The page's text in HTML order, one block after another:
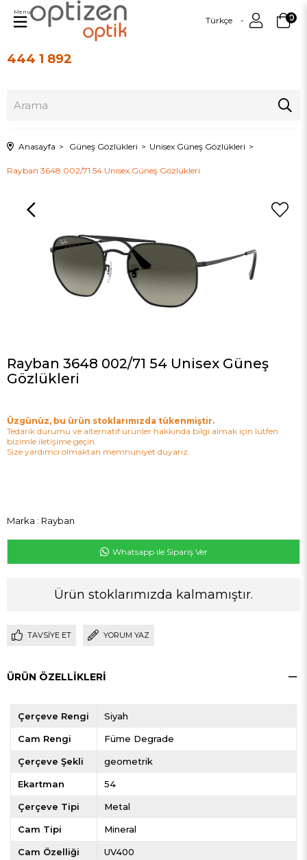
444 1 892
Türkçe 0
Menu
Anasayfa Güneş Gözlükleri Unisex Güneş Gözlükleri
Rayban 3648 002/71 54 Unisex Güneş Gözlükleri
Rayban 3648 002/71 54 Unisex Güneş
Gözlükleri
Üzgünüz, bu ürün stoklarımızda tükenmiştir.
Tedarik durumu ve alternatif ürünler hakkında bilgi almak için lütfen
bizimle iletişime geçin.
Size yardımcı olmaktan memnuniyet duyarız.
Marka : Rayban
Whatsapp ile Sipariş Ver
Ürün stoklarımızda kalmamıştır.
TAVSIYE ET YORUM YAZ
ÜRÜN ÖZELLIKLERI
Çerçeve Rengi Siyah
Cam Rengi Füme Degrade
Çerçeve Şekli geometrik
Ekartman 54
Çerçeve Tipi Metal
Cam Tipi Mineral
Cam Özelliği UV400